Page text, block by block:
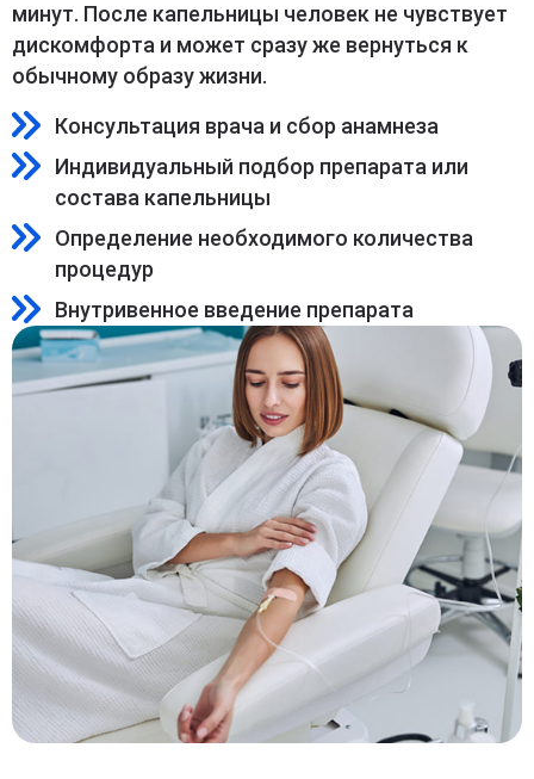
минут. После капельницы человек не чувствует
дискомфорта и может сразу же вернуться к
обычному образу жизни.
Консультация врача и сбор анамнеза
Индивидуальный подбор препарата или
состава капельницы
Определение необходимого количества
процедур
Внутривенное введение препарата